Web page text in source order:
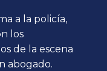
a la policía,
los
de la escena
abogado.